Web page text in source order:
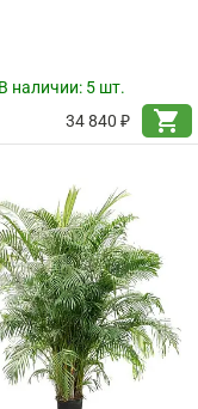
наличии: 5 шт.
34 840 ₽
shopping_cart